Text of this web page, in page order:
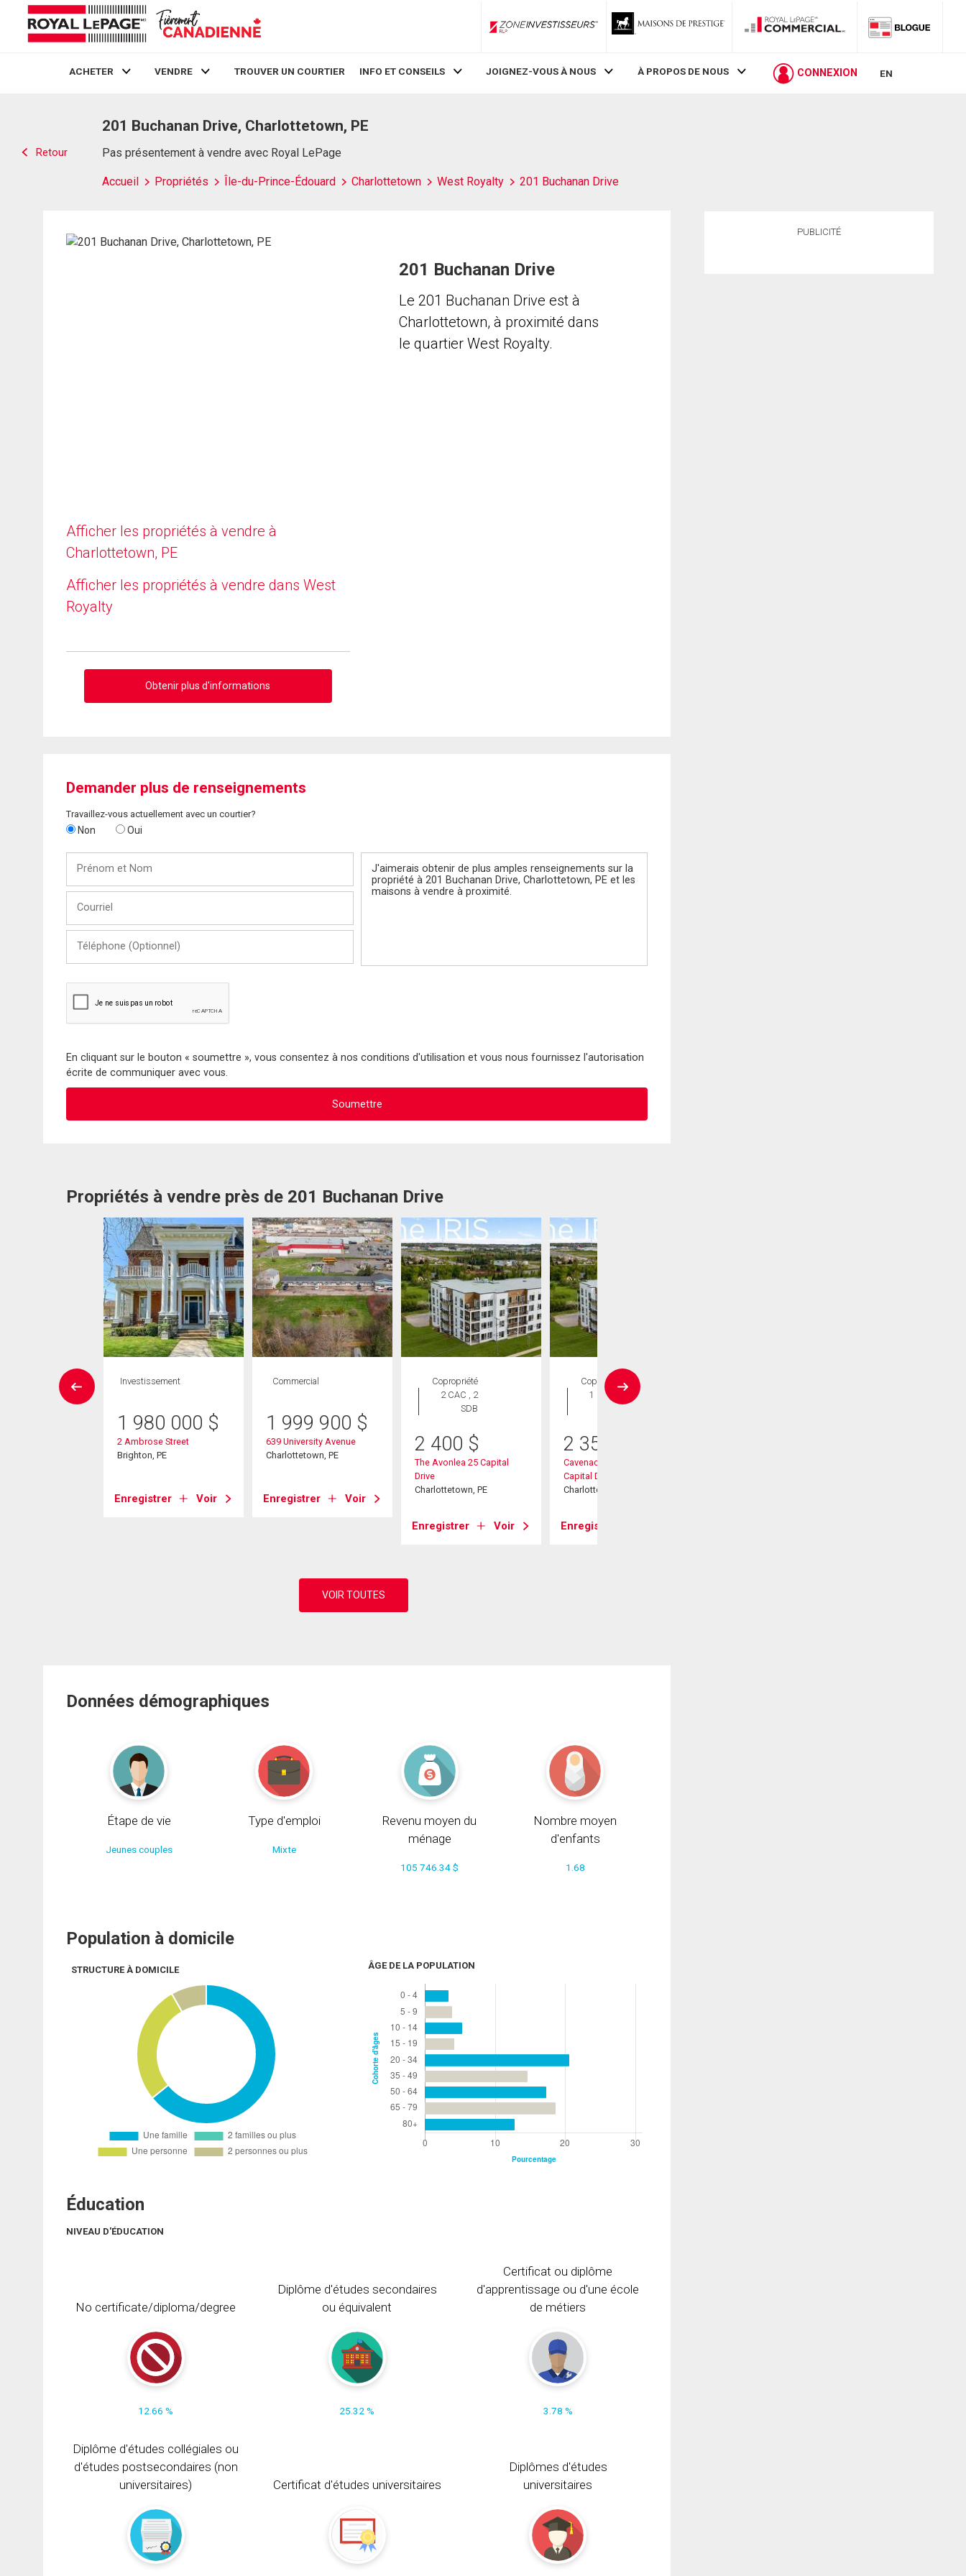
ZoneInvestisseurs RLP
ACHETER VENDRE TROUVER UN COURTIER INFO ET CONSEILS JOIGNEZ-VOUS À NOUS À PROPOS DE NOUS CONNEXION EN
Retour
201 Buchanan Drive, Charlottetown, PE
Pas présentement à vendre avec Royal LePage
Accueil Propriétés Île-du-Prince-Édouard Charlottetown West Royalty 201 Buchanan Drive
Afficher les propriétés à vendre à
Charlottetown, PE
Afficher les propriétés à vendre dans West
Royalty
Obtenir plus d'informations
201 Buchanan Drive
Le 201 Buchanan Drive est à
Charlottetown, à proximité dans
le quartier West Royalty.
Demander plus de renseignements
Travaillez-vous actuellement avec un courtier?
Non Oui
Nom
(Optionnel)
En cliquant sur le bouton « soumettre », vous consentez à nos conditions d'utilisation et vous nous fournissez l'autorisation
écrite de communiquer avec vous.
Propriétés à vendre près de 201 Buchanan Drive
INSCRIPTION
Investissement
1 980 000 $
2 Ambrose Street
Brighton, PE
Enregistrer Voir
Commercial
1 999 900 $
639 University Avenue
Charlottetown, PE
Enregistrer Voir
Copropriété
2 CAC , 2
SDB
2 400 $
The Avonlea 25 Capital
Drive
Charlottetown, PE
Enregistrer Voir
Copropriété
1 CAC , 1
2 350
Cavenaccessible 25
Capital Drive
Charlottetown, PE
Enregistrer
Données démographiques
Étape de vie
Jeunes couples
Type d'emploi
Mixte
Revenu moyen du
ménage
105 746.34 $
Nombre moyen
d'enfants
1.68
Population à domicile
STRUCTURE À DOMICILE ÂGE DE LA POPULATION
Éducation
NIVEAU D'ÉDUCATION
No certificate/diploma/degree
12.66 %
Diplôme d'études secondaires
ou équivalent
25.32 %
Certificat ou diplôme
d'apprentissage ou d'une école
de métiers
3.78 %
Diplôme d'études collégiales ou
d'études postsecondaires (non
universitaires)
Certificat d'études universitaires
Diplômes d'études
universitaires
PUBLICITÉ